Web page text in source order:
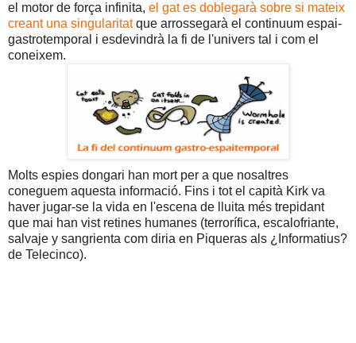
el motor de força infinita, el gat es doblegarà sobre si mateix
creant una singularitatque arrossegarà el continuum espai-
gastrotemporal i esdevindrà la fi de l'univers tal i com el
coneixem.
Molts espies dongari han mort per a que nosaltres
coneguem aquesta informació. Fins i tot el capità Kirk va
haver jugar-se la vida en l'escena de lluita més trepidant
que mai han vist retines humanes (terrorífica, escalofriante,
salvaje y sangrienta com diria en Piqueras als ¿Informatius?
de Telecinco).